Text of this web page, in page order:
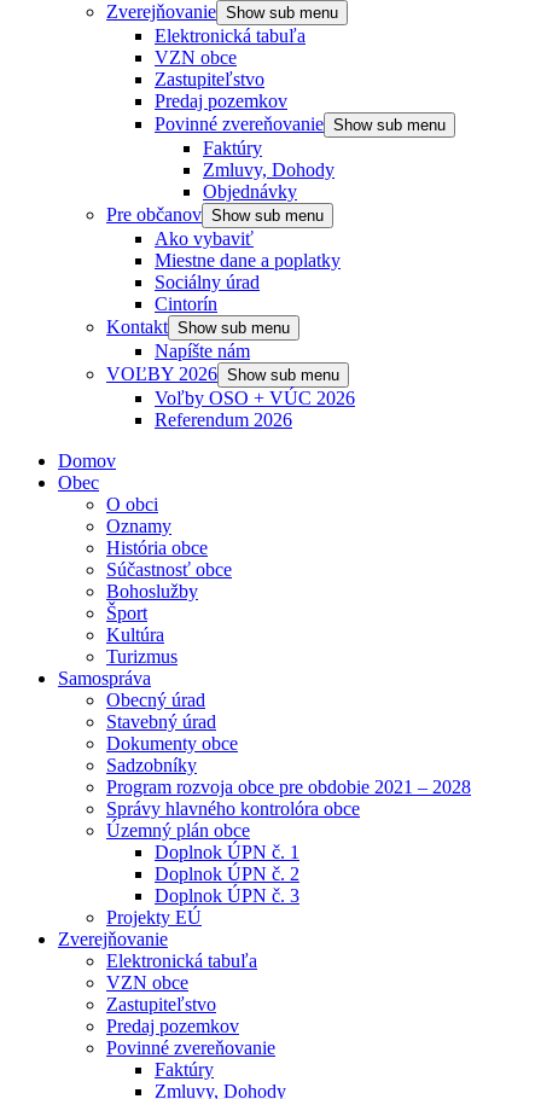
Zverejňovanie Show sub menu
Elektronická tabuľa
VZN obce
Zastupiteľstvo
Predaj pozemkov
Povinné zvereňovanie Show sub menu
Faktúry
Zmluvy, Dohody
Objednávky
Pre občanov Show sub menu
Ako vybaviť
Miestne dane a poplatky
Sociálny úrad
Cintorín
Kontakt Show sub menu
Napíšte nám
VOĽBY 2026 Show sub menu
Voľby OSO + VÚC 2026
Referendum 2026
Domov
Obec
O obci
Oznamy
História obce
Súčastnosť obce
Bohoslužby
Šport
Kultúra
Turizmus
Samospráva
Obecný úrad
Stavebný úrad
Dokumenty obce
Sadzobníky
Program rozvoja obce pre obdobie 2021 – 2028
Správy hlavného kontrolóra obce
Územný plán obce
Doplnok ÚPN č. 1
Doplnok ÚPN č. 2
Doplnok ÚPN č. 3
Projekty EÚ
Zverejňovanie
Elektronická tabuľa
VZN obce
Zastupiteľstvo
Predaj pozemkov
Povinné zvereňovanie
Faktúry
Zmluvy, Dohody